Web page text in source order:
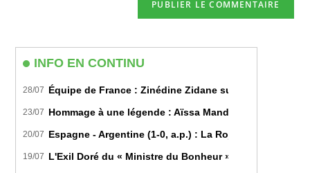
INFO EN CONTINU
28/07 Équipe de France : Zinédine Zidane succède
23/07 Hommage à une légende : Aïssa Mandi tire sa
20/07 Espagne - Argentine (1-0, a.p.) : La Roja sur le toit
19/07 L'Exil Doré du « Ministre du Bonheur » : Dans les